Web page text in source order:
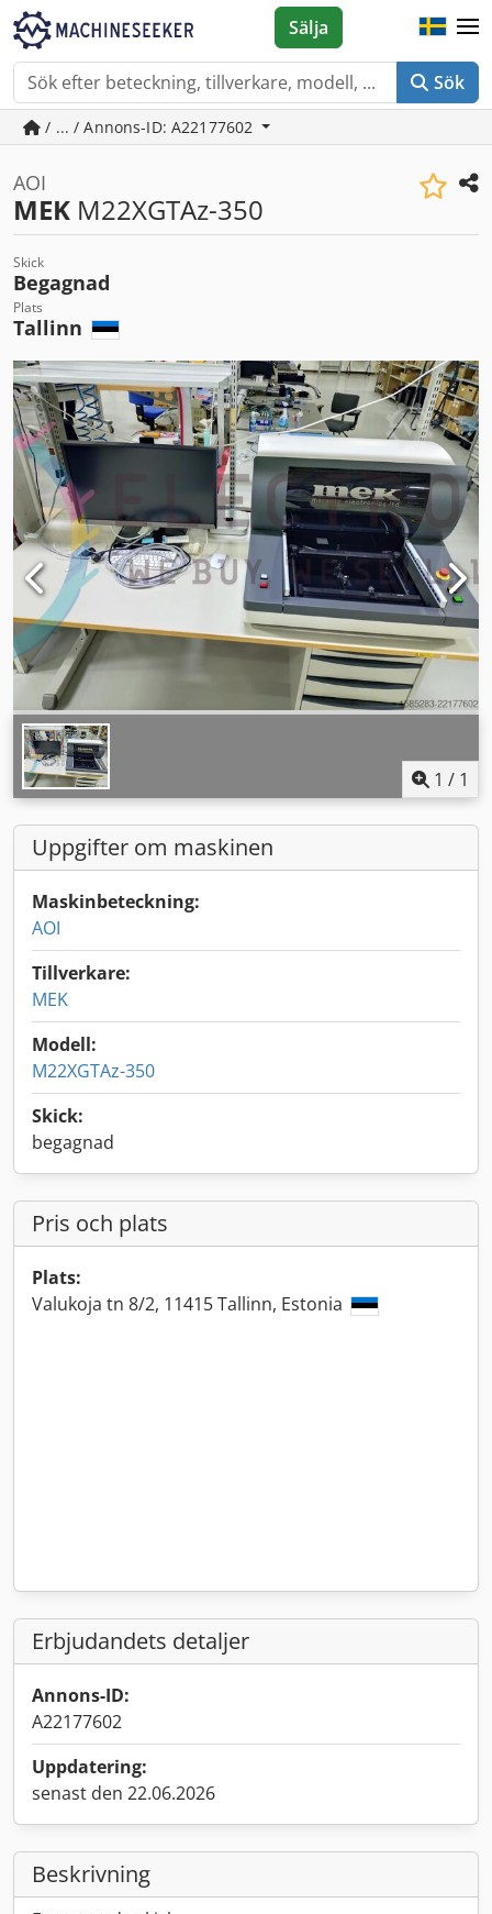
Sök
Sälja
/ ... / Annons-ID: A22177602
AOI
MEK M22XGTAz-350
Skick
Begagnad
Plats
Tallinn
1 / 1
Uppgifter om maskinen
Maskinbeteckning:
AOI
Tillverkare:
MEK
Modell:
M22XGTAz-350
Skick:
begagnad
Pris och plats
Plats:
Valukoja tn 8/2, 11415 Tallinn, Estonia
Erbjudandets detaljer
Annons-ID:
A22177602
Uppdatering:
senast den 22.06.2026
Beskrivning